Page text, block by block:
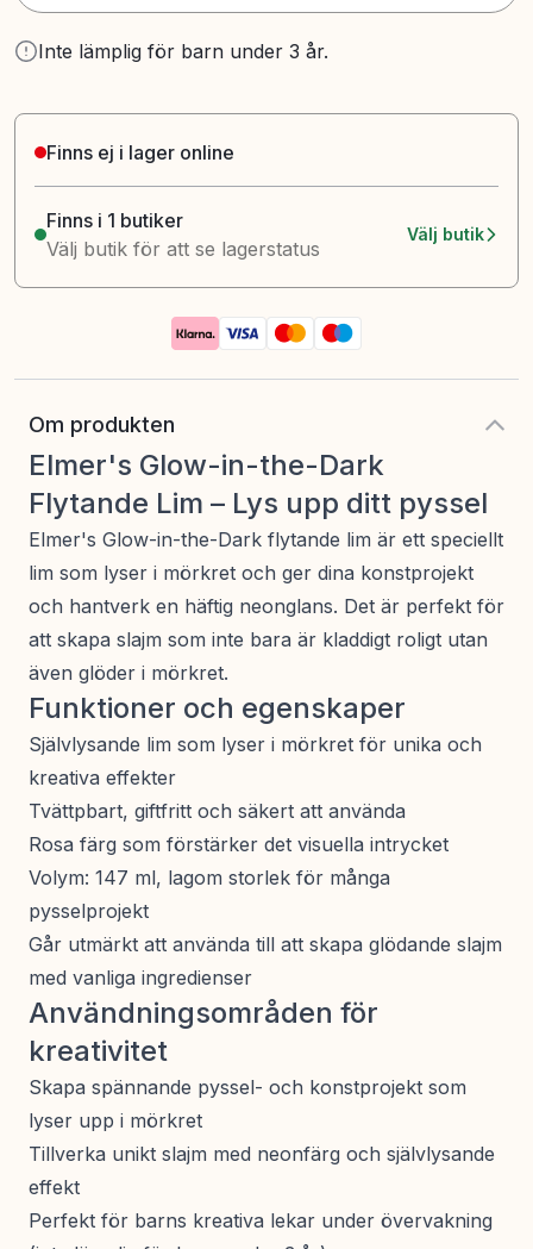
Inte lämplig för barn under 3 år.
Finns ej i lager online
Finns i 1 butiker
Välj butik för att se lagerstatus
Välj butik
Om produkten
Elmer's Glow-in-the-Dark
Flytande Lim – Lys upp ditt pyssel
Elmer's Glow-in-the-Dark flytande lim är ett speciellt
lim som lyser i mörkret och ger dina konstprojekt
och hantverk en häftig neonglans. Det är perfekt för
att skapa slajm som inte bara är kladdigt roligt utan
även glöder i mörkret.
Funktioner och egenskaper
Självlysande lim som lyser i mörkret för unika och
kreativa effekter
Tvättpbart, giftfritt och säkert att använda
Rosa färg som förstärker det visuella intrycket
Volym: 147 ml, lagom storlek för många
pysselprojekt
Går utmärkt att använda till att skapa glödande slajm
med vanliga ingredienser
Användningsområden för
kreativitet
Skapa spännande pyssel- och konstprojekt som
lyser upp i mörkret
Tillverka unikt slajm med neonfärg och självlysande
effekt
Perfekt för barns kreativa lekar under övervakning